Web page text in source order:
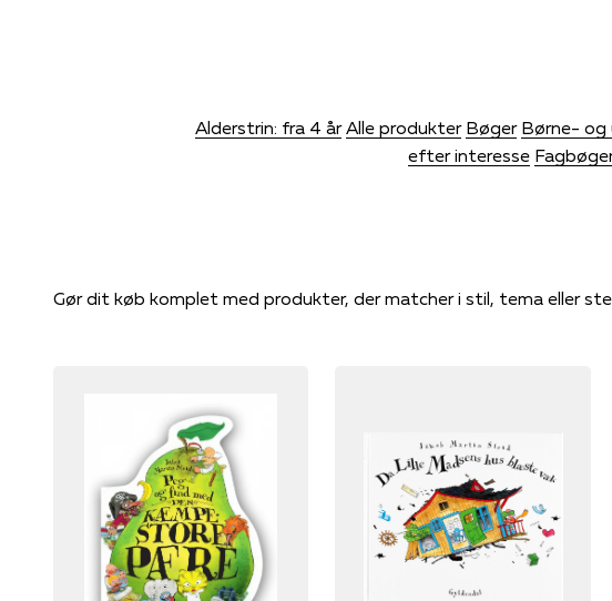
Alderstrin: fra 4 år Alle produkter Bøger Børne- og
efter interesse
Gør dit køb komplet med produkter, der matcher i stil, tema eller